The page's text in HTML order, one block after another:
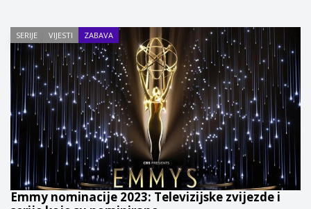
SERIJE VIJESTI ZABAVA
Emmy nominacije 2023: Televizijske zvijezde i